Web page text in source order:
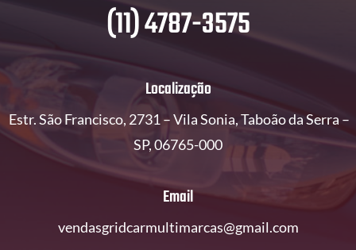
(11) 4787-3575
Localização
Estr. São Francisco, 2731 – Vila Sonia, Taboão da Serra –
SP, 06765-000
Email
vendasgridcarmultimarcas@gmail.com